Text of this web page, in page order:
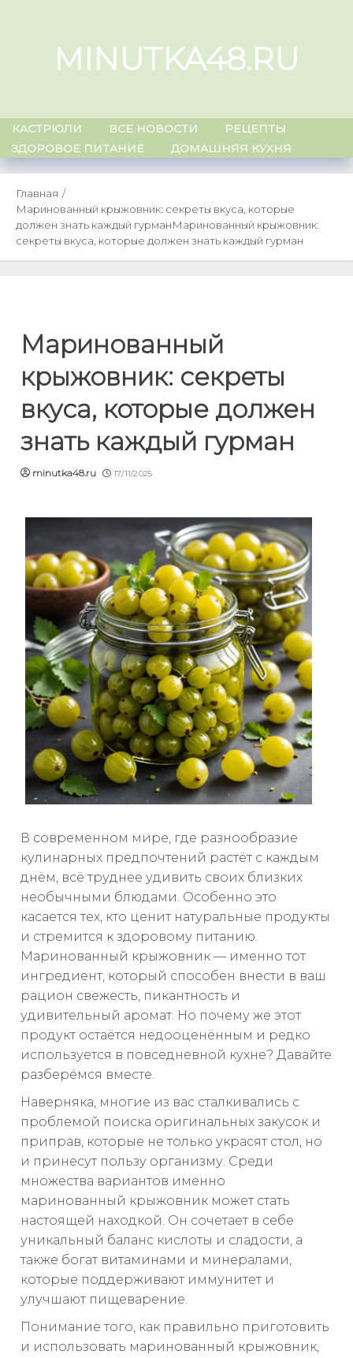
MINUTKA48.RU
КАСТРЮЛИ ВСЕ НОВОСТИ
РЕЦЕПТЫ
ЗДОРОВОЕ ПИТАНИЕ
ДОМАШНЯЯ КУХНЯ
Главная
Маринованный крыжовник: секреты вкуса, которые
должен знать каждый гурманМаринованный крыжовник:
секреты вкуса, которые должен знать каждый гурман
Маринованный
крыжовник: секреты
вкуса, которые должен
знать каждый гурман
minutka48.ru 17/11/2025
В современном мире, где разнообразие
кулинарных предпочтений растёт с каждым
днём, всё труднее удивить своих близких
необычными блюдами. Особенно это
касается тех, кто ценит натуральные продукты
и стремится к здоровому питанию.
Маринованный крыжовник — именно тот
ингредиент, который способен внести в ваш
рацион свежесть, пикантность и
удивительный аромат. Но почему же этот
продукт остаётся недооценённым и редко
используется в повседневной кухне? Давайте
разберёмся вместе.
Наверняка, многие из вас сталкивались с
проблемой поиска оригинальных закусок и
приправ, которые не только украсят стол, но
и принесут пользу организму. Среди
множества вариантов именно
маринованный крыжовник может стать
настоящей находкой. Он сочетает в себе
уникальный баланс кислоты и сладости, а
также богат витаминами и минералами,
которые поддерживают иммунитет и
улучшают пищеварение.
Понимание того, как правильно приготовить
и использовать маринованный крыжовник,